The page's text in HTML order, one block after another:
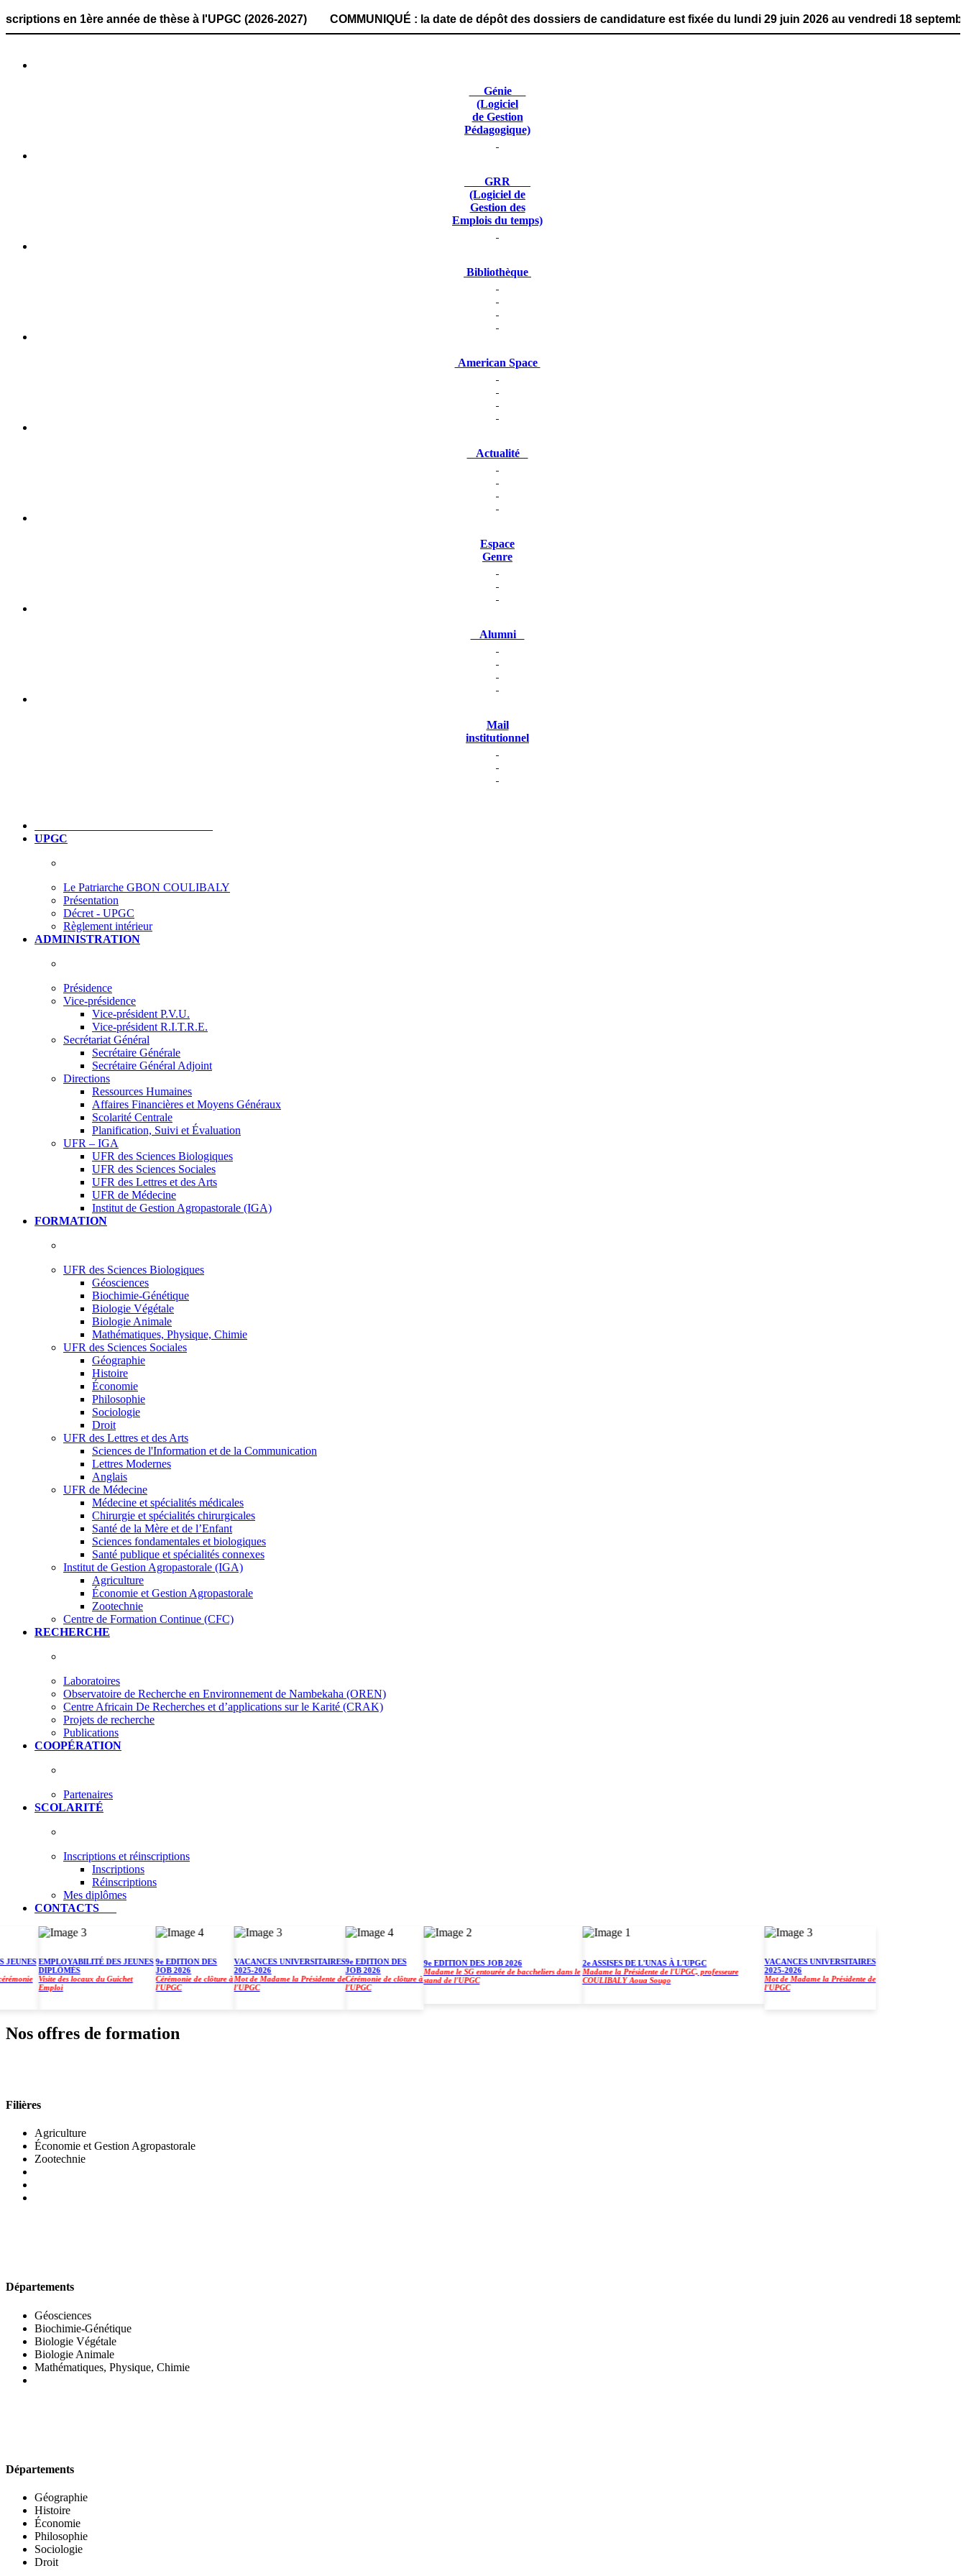
en 1ère année de thèse à l'UPGC (2026-2027) COMMUNIQUÉ : la date de dépôt des dossiers de candidature est fixée du lundi 29 juin 2026 au vendredi 18
Génie
(Logiciel
de Gestion
Pédagogique)
GRR
(Logiciel de
Gestion des
Emplois du temps)
Bibliothèque
American Space
Actualité
Espace
Genre
Alumni
Mail
institutionnel
UPGC
Le Patriarche GBON COULIBALY
Présentation
Décret - UPGC
Règlement intérieur
ADMINISTRATION
Présidence
Vice-présidence
Vice-président P.V.U.
Vice-président R.I.T.R.E.
Secrétariat Général
Secrétaire Générale
Secrétaire Général Adjoint
Directions
Ressources Humaines
Affaires Financières et Moyens Généraux
Scolarité Centrale
Planification, Suivi et Évaluation
UFR – IGA
UFR des Sciences Biologiques
UFR des Sciences Sociales
UFR des Lettres et des Arts
UFR de Médecine
Institut de Gestion Agropastorale (IGA)
FORMATION
UFR des Sciences Biologiques
Géosciences
Biochimie-Génétique
Biologie Végétale
Biologie Animale
Mathématiques, Physique, Chimie
UFR des Sciences Sociales
Géographie
Histoire
Économie
Philosophie
Sociologie
Droit
UFR des Lettres et des Arts
Sciences de l'Information et de la Communication
Lettres Modernes
Anglais
UFR de Médecine
Médecine et spécialités médicales
Chirurgie et spécialités chirurgicales
Santé de la Mère et de l’Enfant
Sciences fondamentales et biologiques
Santé publique et spécialités connexes
Institut de Gestion Agropastorale (IGA)
Agriculture
Économie et Gestion Agropastorale
Zootechnie
Centre de Formation Continue (CFC)
RECHERCHE
Laboratoires
Observatoire de Recherche en Environnement de Nambekaha (OREN)
Centre Africain De Recherches et d’applications sur le Karité (CRAK)
Projets de recherche
Publications
COOPÉRATION
Partenaires
SCOLARITÉ
Inscriptions et réinscriptions
Inscriptions
Réinscriptions
Mes diplômes
CONTACTS
EMPLOYABILITÉ DES JEUNES
DIPLÔMÉS
Visite des locaux du Guichet
Emploi
9e EDITION DES
JOB 2026
Cérémonie de clôture à
l'UPGC
VACANCES UNIVERSITAIRES
2025-2026
Mot de Madame la Présidente de
l'UPGC
9e EDITION DES
JOB 2026
Cérémonie de clôture à
l'UPGC
9e EDITION DES JOB 2026
Madame le SG entourée de baccheliers dans le
stand de l'UPGC
2e ASSISES DE L'UNAS À L'UPGC
Madame la Présidente de l'UPGC, professeure
COULIBALY Aoua Sougo
VACANCES UNIVERSITAIRES
2025-2026
Mot de Madame la Présidente de
l'UPGC
Nos offres de formation
Filières
Agriculture
Économie et Gestion Agropastorale
Zootechnie
Départements
Géosciences
Biochimie-Génétique
Biologie Végétale
Biologie Animale
Mathématiques, Physique, Chimie
Départements
Géographie
Histoire
Économie
Philosophie
Sociologie
Droit